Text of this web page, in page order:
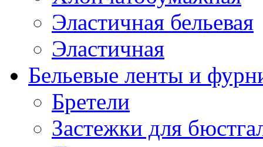
Эластичная бельевая
Эластичная
Бельевые ленты и
Бретели
Застежки для